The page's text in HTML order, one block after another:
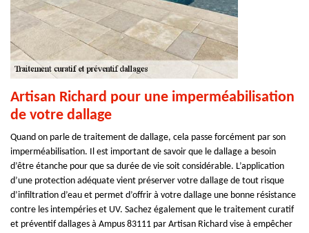
Artisan Richard pour une imperméabilisation
de votre dallage
Quand on parle de traitement de dallage, cela passe forcément par son
imperméabilisation. Il est important de savoir que le dallage a besoin
d’être étanche pour que sa durée de vie soit considérable. L’application
d’une protection adéquate vient préserver votre dallage de tout risque
d’infiltration d’eau et permet d’offrir à votre dallage une bonne résistance
contre les intempéries et UV. Sachez également que le traitement curatif
et préventif dallages à Ampus 83111 par Artisan Richard vise à empêcher